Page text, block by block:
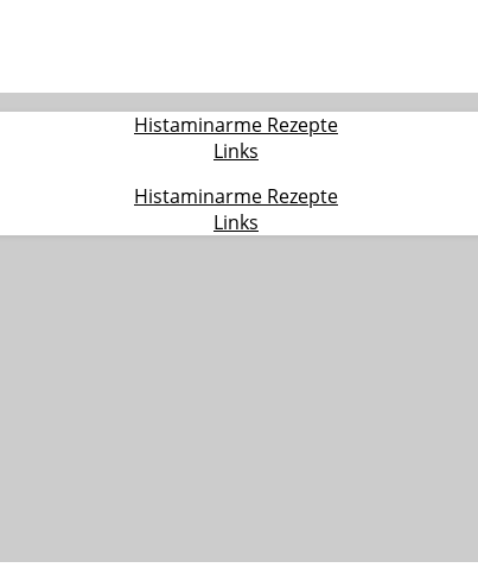
Histaminarme Rezepte
Links
Histaminarme Rezepte
Links